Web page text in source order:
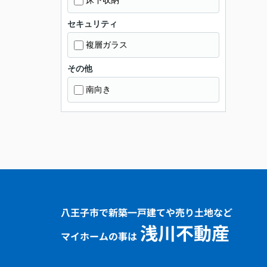
セキュリティ
複層ガラス
その他
南向き
八王子市で新築一戸建てや売り土地など
マイホームの事は 浅川不動産